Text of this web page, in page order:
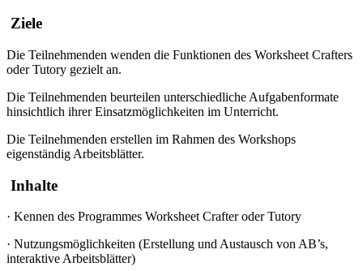
Ziele
Die Teilnehmenden wenden die Funktionen des Worksheet Crafters
oder Tutory gezielt an.
Die Teilnehmenden beurteilen unterschiedliche Aufgabenformate
hinsichtlich ihrer Einsatzmöglichkeiten im Unterricht.
Die Teilnehmenden erstellen im Rahmen des Workshops
eigenständig Arbeitsblätter.
Inhalte
· Kennen des Programmes Worksheet Crafter oder Tutory
· Nutzungsmöglichkeiten (Erstellung und Austausch von AB’s,
interaktive Arbeitsblätter)